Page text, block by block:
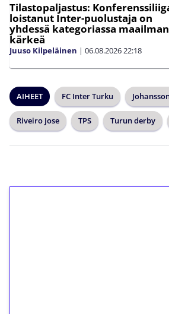
Tilastopaljastus:
loistanut Inter-puolustaja on
yhdessä kategoriassa maailman
kärkeä
Juuso Kilpeläinen | 06.08.202622:18
AIHEET FC Inter Turku
Riveiro Jose TPS Turun derby